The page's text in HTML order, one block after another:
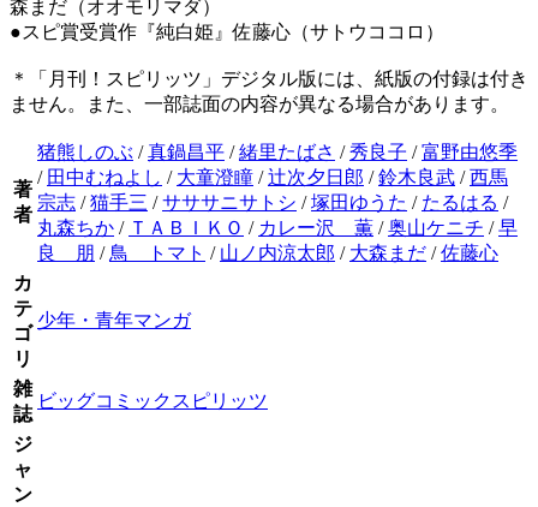
森まだ（オオモリマダ）
●スピ賞受賞作『純白姫』佐藤心（サトウココロ）
＊「月刊！スピリッツ」デジタル版には、紙版の付録は付き
ません。また、一部誌面の内容が異なる場合があります。
著
者
猪熊しのぶ /真鍋昌平 /緒里たばさ /秀良子 /富野由悠季
/ 田中むねよし / 大童澄瞳 /辻次夕日郎 /鈴木良武 /西馬
宗志 /猫手三 /サササニサトシ /塚田ゆうた / たるはる /
丸森ちか / ＴＡＢＩＫＯ / カレー沢 薫 /奥山ケニチ /早
良 朋 / 鳥 トマト / 山ノ内涼太郎 / 大森まだ /佐藤心
カ
テ
ゴ
リ
少年・青年マンガ
雑
誌
ビッグコミックスピリッツ
ジ
ャ
ン